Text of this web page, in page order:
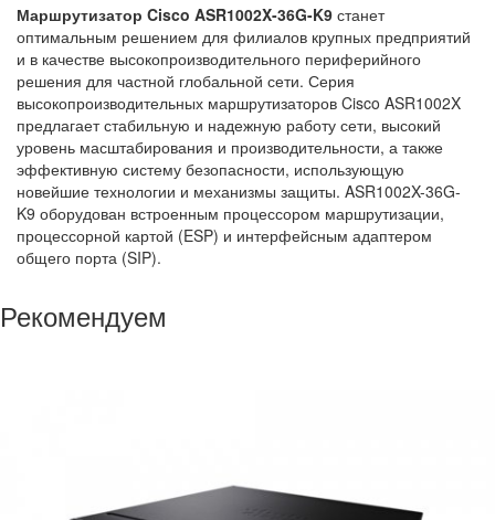
Маршрутизатор Cisco ASR1002X-36G-K9 станет
оптимальным решением для филиалов крупных предприятий
и в качестве высокопроизводительного периферийного
решения для частной глобальной сети. Серия
высокопроизводительных маршрутизаторов Cisco ASR1002X
предлагает стабильную и надежную работу сети, высокий
уровень масштабирования и производительности, а также
эффективную систему безопасности, использующую
новейшие технологии и механизмы защиты. ASR1002X-36G-
K9 оборудован встроенным процессором маршрутизации,
процессорной картой (ESP) и интерфейсным адаптером
общего порта (SIP).
Рекомендуем